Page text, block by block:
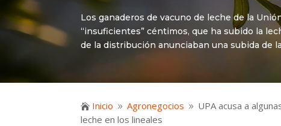
Los ganaderos de vacuno de leche de la
“insuficientes” céntimos, que ha subido la
de la distribución anunciaban una subida de
 Inicio 9 Agronegocios 9 UPA acusa a
leche en los lineales